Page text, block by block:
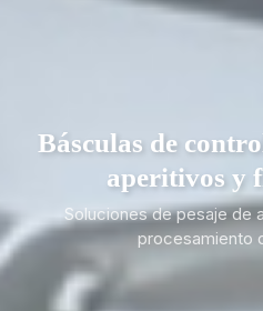
Básculas de
aperitivos y
Soluciones de pesaje de
procesamiento